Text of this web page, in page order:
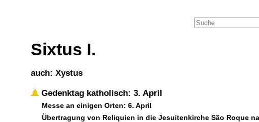
Sixtus I.
auch: Xystus
Gedenktag katholisch: 3. April
Messe an einigen Orten: 6. April
Übertragung von Reliquien in die Jesuitenkirche São Roque